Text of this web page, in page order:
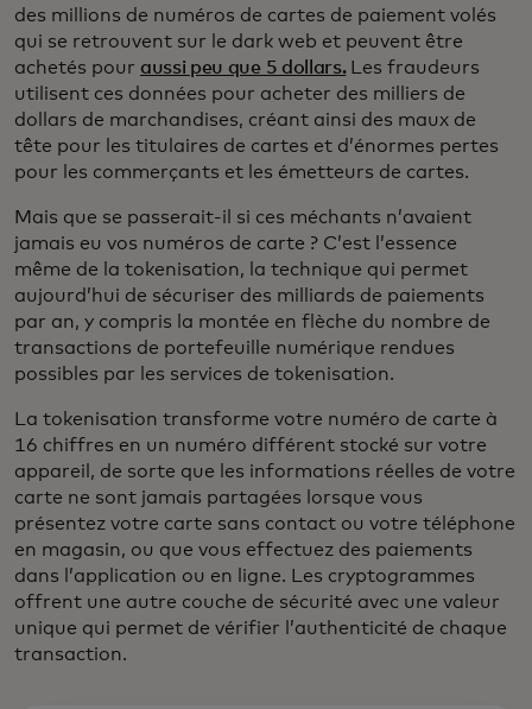
des millions de numéros de cartes de paiement volés
qui se retrouvent sur le dark web et peuvent être
achetés pour aussi peu que 5 dollars.Les fraudeurs
utilisent ces données pour acheter des milliers de
dollars de marchandises, créant ainsi des maux de
tête pour les titulaires de cartes et d’énormes pertes
pour les commerçants et les émetteurs de cartes.
Mais que se passerait-il si ces méchants n’avaient
jamais eu vos numéros de carte ? C’est l’essence
même de la tokenisation, la technique qui permet
aujourd’hui de sécuriser des milliards de paiements
par an, y compris la montée en flèche du nombre de
transactions de portefeuille numérique rendues
possibles par les services de tokenisation.
La tokenisation transforme votre numéro de carte à
16 chiffres en un numéro différent stocké sur votre
appareil, de sorte que les informations réelles de votre
carte ne sont jamais partagées lorsque vous
présentez votre carte sans contact ou votre téléphone
en magasin, ou que vous effectuez des paiements
dans l’application ou en ligne. Les cryptogrammes
offrent une autre couche de sécurité avec une valeur
unique qui permet de vérifier l’authenticité de chaque
transaction.